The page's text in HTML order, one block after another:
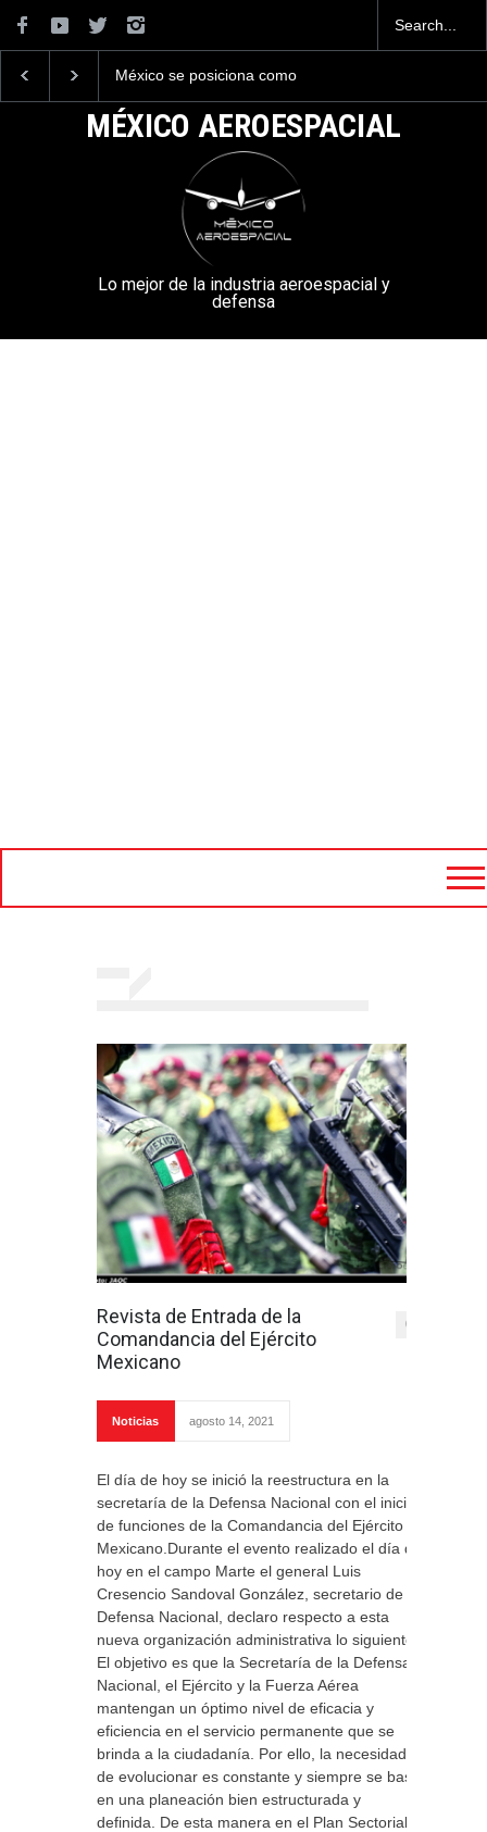
La industria naval mexicana
la Armada de México
Mundial 2026 ocurrió
aeropuertos
MÉXICO AEROESPACIAL
Lo mejor de la industria aeroespacial y
defensa
Revista de Entrada de la
Comandancia del Ejército
Mexicano
0
Noticias agosto 14, 2021
El día de hoy se inició la reestructura en la
secretaría de la Defensa Nacional con el inicio
de funciones de la Comandancia del Ejército
Mexicano.Durante el evento realizado el día de
hoy en el campo Marte el general Luis
Cresencio Sandoval González, secretario de la
Defensa Nacional, declaro respecto a esta
nueva organización administrativa lo siguiente:
El objetivo es que la Secretaría de la Defensa
Nacional, el Ejército y la Fuerza Aérea
mantengan un óptimo nivel de eficacia y
eficiencia en el servicio permanente que se
brinda a la ciudadanía. Por ello, la necesidad
de evolucionar es constante y siempre se basa
en una planeación bien estructurada y
definida. De esta manera en el Plan Sectorial